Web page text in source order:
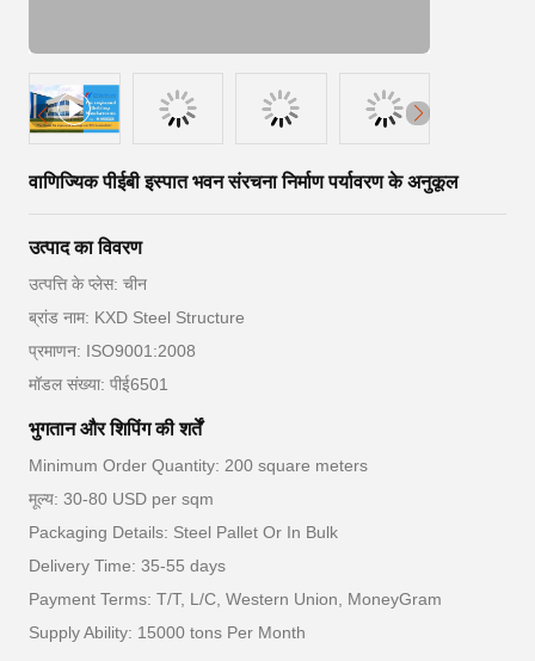
वाणिज्यिक पीईबी इस्पात भवन संरचना निर्माण पर्यावरण के अनुकूल
उत्पाद का विवरण
उत्पत्ति के प्लेस: चीन
ब्रांड नाम: KXD Steel Structure
प्रमाणन: ISO9001:2008
मॉडल संख्या: पीई6501
भुगतान और शिपिंग की शर्तें
Minimum Order Quantity: 200 square meters
मूल्य: 30-80 USD per sqm
Packaging Details: Steel Pallet Or In Bulk
Delivery Time: 35-55 days
Payment Terms: T/T, L/C, Western Union, MoneyGram
Supply Ability: 15000 tons Per Month